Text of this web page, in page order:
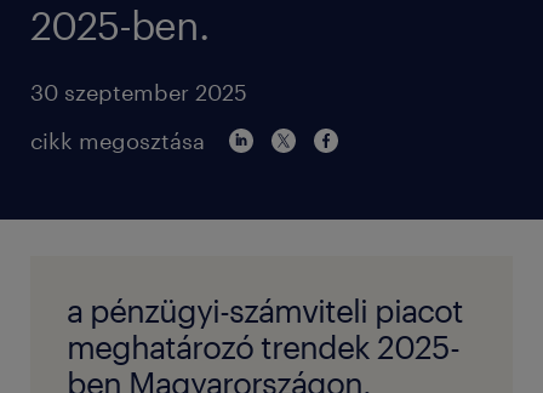
2025-ben.
30 szeptember 2025
cikk megosztása
a pénzügyi-számviteli piacot
meghatározó trendek 2025-
ben Magyarországon.